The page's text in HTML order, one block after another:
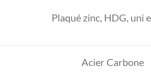
Plaqué zinc, HDG, uni
Acier Carbone